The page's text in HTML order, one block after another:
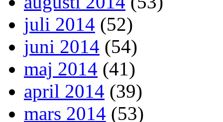
juli 2014 (52)
juni 2014 (54)
maj 2014 (41)
april 2014 (39)
mars 2014 (53)